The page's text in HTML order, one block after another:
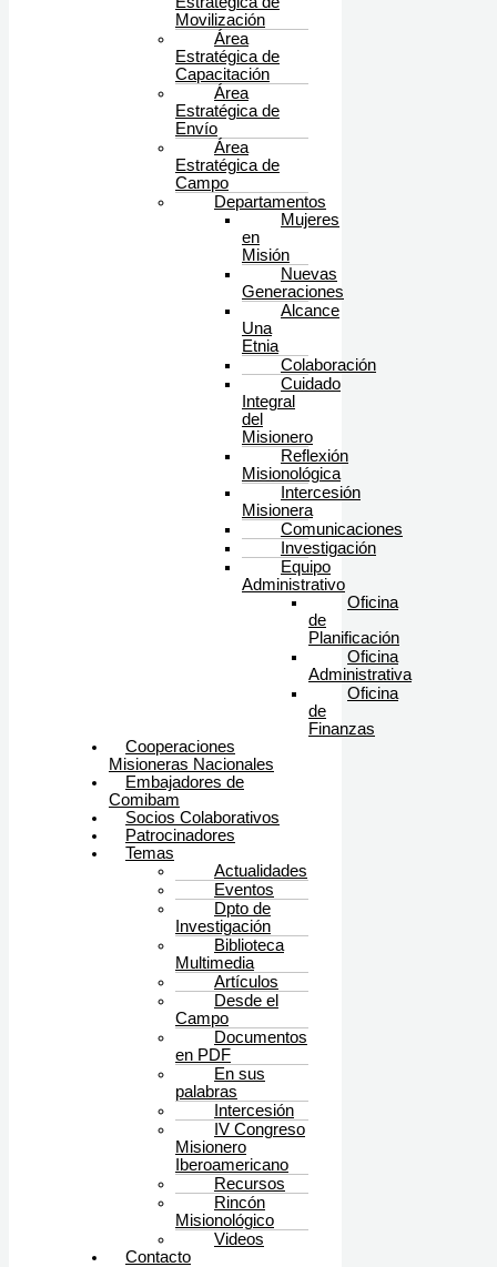
Movilización
Área
Estratégica de
Capacitación
Área
Estratégica de
Envío
Área
Estratégica de
Campo
Departamentos
Mujeres
en
Misión
Nuevas
Generaciones
Alcance
Una
Etnia
Colaboración
Cuidado
Integral
del
Misionero
Reflexión
Misionológica
Intercesión
Misionera
Comunicaciones
Investigación
Equipo
Administrativo
Oficina
de
Planificación
Oficina
Administrativa
Oficina
de
Finanzas
Cooperaciones
Misioneras Nacionales
Embajadores de
Comibam
Socios Colaborativos
Patrocinadores
Temas
Actualidades
Eventos
Dpto de
Investigación
Biblioteca
Multimedia
Artículos
Desde el
Campo
Documentos
en PDF
En sus
palabras
Intercesión
IV Congreso
Misionero
Iberoamericano
Recursos
Rincón
Misionológico
Videos
Contacto